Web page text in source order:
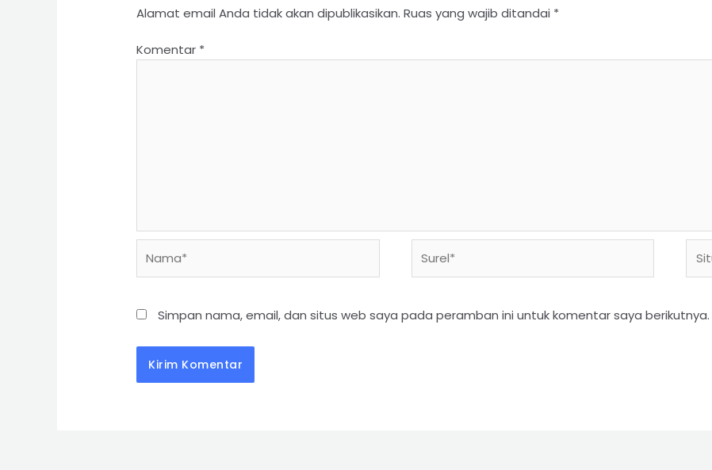
Alamat email Anda tidak akan dipublikasikan. Ruas yang wajib ditandai *
Komentar *
Simpan nama, email, dan situs web saya pada peramban ini untuk komentar saya berikutnya.